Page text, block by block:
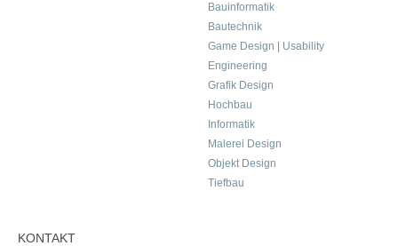
Bauinformatik
Bautechnik
Game Design | Usability
Engineering
Grafik Design
Hochbau
Informatik
Malerei Design
Objekt Design
Tiefbau
KONTAKT